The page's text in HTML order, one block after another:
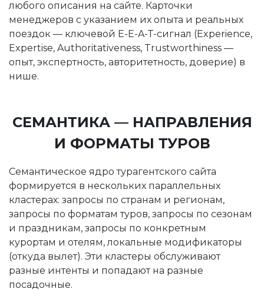
любого описания на сайте. Карточки
менеджеров с указанием их опыта и реальных
поездок — ключевой E-E-A-T-сигнал (Experience,
Expertise, Authoritativeness, Trustworthiness —
опыт, экспертность, авторитетность, доверие) в
нише.
СЕМАНТИКА — НАПРАВЛЕНИЯ
И ФОРМАТЫ ТУРОВ
Семантическое ядро турагентского сайта
формируется в нескольких параллельных
кластерах: запросы по странам и регионам,
запросы по форматам туров, запросы по сезонам
и праздникам, запросы по конкретным
курортам и отелям, локальные модификаторы
(откуда вылет). Эти кластеры обслуживают
разные интенты и попадают на разные
посадочные.